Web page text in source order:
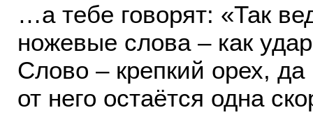
…а тебе говорят: «Так
ножевые слова – как
Слово – крепкий орех,
от него остаётся одна